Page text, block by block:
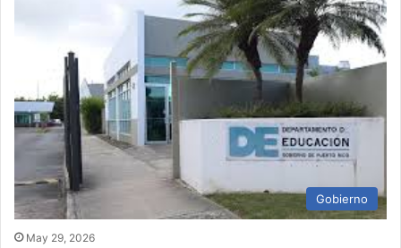
Gobierno
May 29, 2026